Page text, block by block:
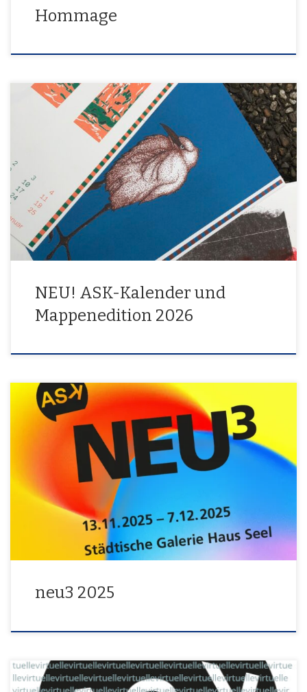
Hommage
Die Kunst bleibt bunt. Unsere beliebte Kalender- und
Mappenedition geht ins 17. Jahr. Wieder gibts 12 Künstlergrafiken,
die speziell für diese Publikation erstellt wurden entweder als
klebegebundenen Kalender oder als exklusive Einzelblattedition
im praktischen Sammelordner. Get yours!
NEU! ASK-Kalender und
Mappenedition 2026
NEUE ARBEITEN · NEUE GRAPHIKEDITIONEN · NEUER KALENDER
Traditionell zeigt die ASK in der Winter-Ausstellung jahresaktuelle
Arbeiten ihrer Mitglieder und hat dazu zwei Gäste eingeladen.
Daneben sind wieder die neue Kalender- und Mappenedition mit
Originalgrafiken zu erwerben. Folgende Künstler stellen aus:Marc
Babenschneider Jan Backhaus Günter Hähner Sabine Helsper-
MüllerMustafa KizilcayDago KoblenzerStella […]
neu3 2025